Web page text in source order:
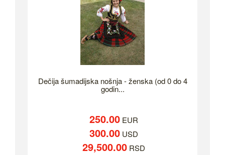
Dečija šumadijska nošnja - ženska (od 0 do 4
godin...
250.00 EUR
300.00 USD
29,500.00 RSD